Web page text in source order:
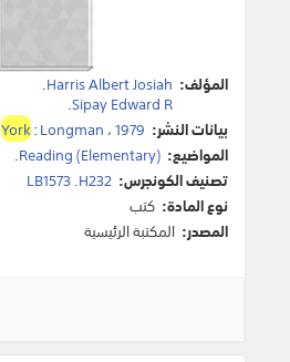
المؤلف: Harris Albert Josiah
.
Sipay Edward R
.
بيانات النشر:
York:Longman ،1979
المواضيع: Reading (Elementary)
.
تصنيف الكونجرس: LB1573 .H232
نوع المادة: كتب
المصدر: المكتبة الرئيسية